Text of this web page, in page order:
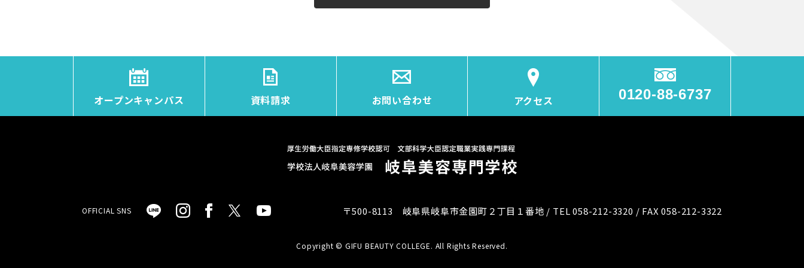
オープンキャンパス 資料請求 お問い合わせ アクセス 0120-88-6737
OFFICIAL SNS 〒500-8113 岐阜県岐阜市金園町２丁目１番地 / TEL 058-212-3320 / FAX 058-212-3322
Copyright © GIFU BEAUTY COLLEGE. All Rights Reserved.